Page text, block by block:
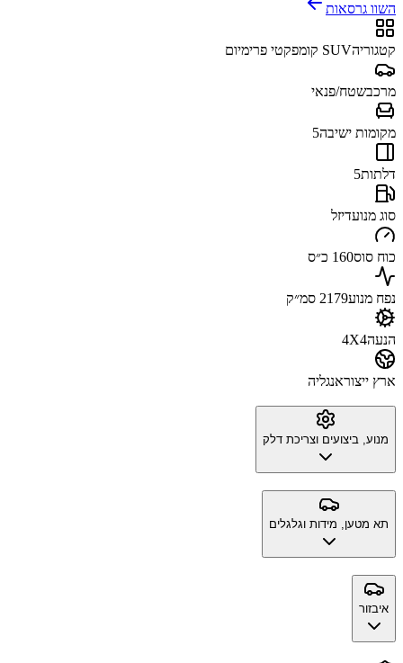
השוו גרסאות
קטגוריהSUV קומפקטי פרימיום
מרכבשטח/פנאי
מקומות ישיבה5
דלתות5
סוג מנועדיזל
כוח סוס160 כ״ס
נפח מנוע2179 סמ״ק
הנעה4X4
ארץ ייצוראנגליה
מנוע, ביצועים וצריכת דלק
תא מטען, מידות וגלגלים
איבזור